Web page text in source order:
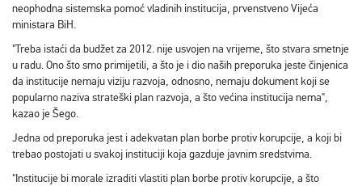
neophodna sistemska pomoć vladinih institucija, prvenstveno Vijeća
ministara BiH.
"Treba istaći da budžet za 2012. nije usvojen na vrijeme, što stvara smetnje
u radu. Ono što smo primijetili, a što je i dio naših preporuka jeste činjenica
da institucije nemaju viziju razvoja, odnosno, nemaju dokument koji se
popularno naziva strateški plan razvoja, a što većina institucija nema",
kazao je Šego.
Jedna od preporuka jest i adekvatan plan borbe protiv korupcije, a koji bi
trebao postojati u svakoj instituciji koja gazduje javnim sredstvima.
"Institucije bi morale izraditi vlastiti plan borbe protiv korupcije, a što